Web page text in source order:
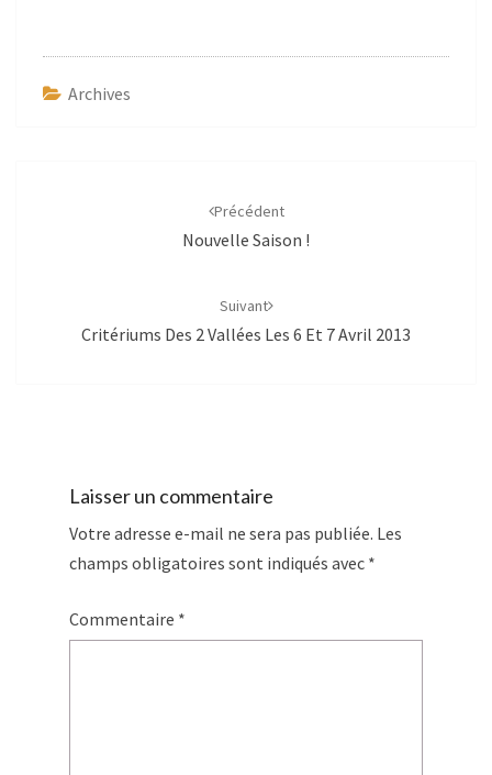
Archives
Précédent
Nouvelle Saison !
Suivant
Critériums Des 2 Vallées Les 6 Et 7 Avril 2013
Laisser un commentaire
Votre adresse e-mail ne sera pas publiée. Les
champs obligatoires sont indiqués avec *
Commentaire *